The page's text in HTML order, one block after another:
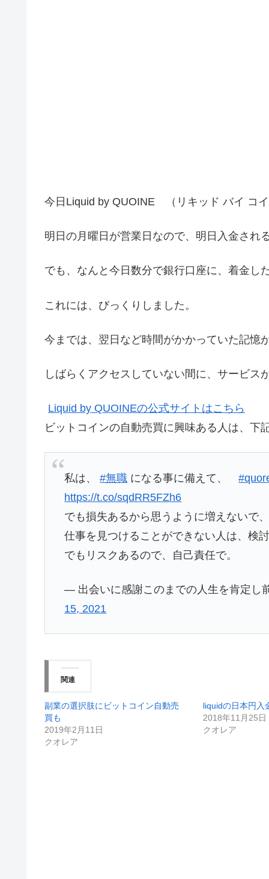
今日Liquid by QUOINE （リキッド バイ コ
明日の月曜日が営業日なので、明日入金され
でも、なんと今日数分で銀行口座に、着金し
これには、びっくりしました。
今までは、翌日など時間がかかっていた記憶
しばらくアクセスしていない間に、サービス
Liquid by QUOINEの公式サイトはこちら
ビットコインの自動売買に興味ある人は、下
私は、#無職 になる事に備えて、
https://t.co/sqdRR5FZh6
でも損失あるから思うように増えないで
仕事を見つけることができない人は、検
でもリスクあるので、自己責任で。
— 出会いに感謝このまでの人生を肯定し
15, 2021
関連
副業の選択肢にビットコイン自動売
買も
2019年2月11日
クオレア
liquidの日本円入
2018年11月25日
クオレア